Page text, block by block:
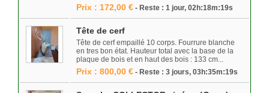
Prix : 172,00 € - Reste : 1 jour, 02h:18m:19s
Tête de cerf
Tête de cerf empaillé 10 corps. Fourrure blanche
en tres bon état. Hauteur total avec la base de la
plaque de bois et en haut des bois : 133 cm...
Prix : 800,00 € - Reste : 3 jours, 03h:35m:19s